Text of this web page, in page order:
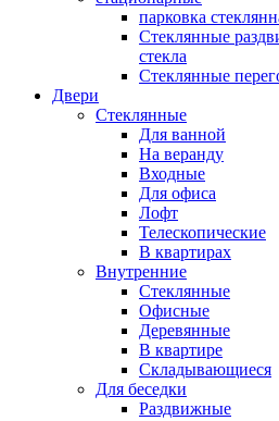
парковка
Стеклянные
стекла
Стеклянные
Двери
Стеклянные
Для ванной
На веранду
Входные
Для офиса
Лофт
Телескопические
В квартирах
Внутренние
Стеклянные
Офисные
Деревянные
В квартире
Складывающиеся
Для беседки
Раздвижные